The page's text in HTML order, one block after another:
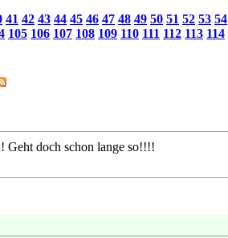
41 42 43 44 45 46 47 48 49 50 51 52 53 54
105 106 107 108 109 110 111 112 113 114
Geht doch schon lange so!!!!